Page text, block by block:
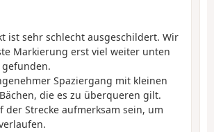
ist sehr schlecht ausgeschildert. Wir
Markierung erst viel weiter unten
Spaziergang mit kleinen
die es zu überqueren gilt.
der Strecke aufmerksam sein, um